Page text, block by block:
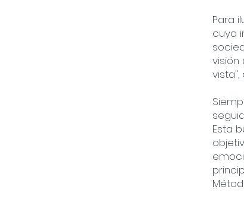
Para
cuya
Esta